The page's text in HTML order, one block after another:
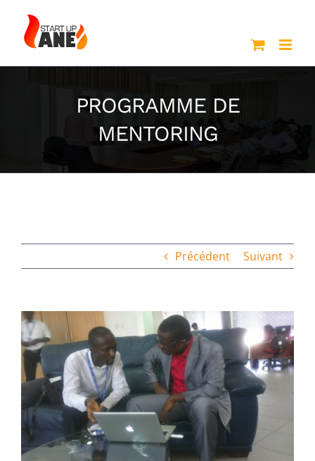
contenu
PROGRAMME DE
MENTORING
Précédent Suivant
Voir
l'image
agrandie